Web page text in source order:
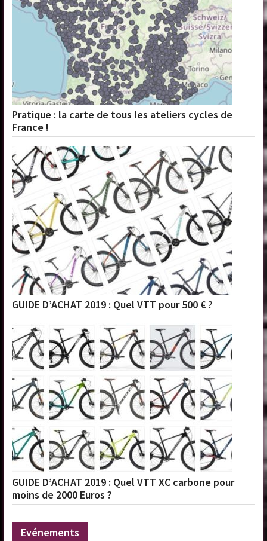
Pratique : la carte de tous les ateliers cycles de
France !
GUIDE D’ACHAT 2019 : Quel VTT pour 500 € ?
GUIDE D’ACHAT 2019 : Quel VTT XC carbone pour
moins de 2000 Euros ?
Evénements